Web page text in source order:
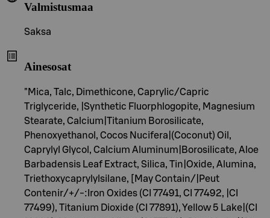
Valmistusmaa
Saksa
Ainesosat
"Mica, Talc, Dimethicone, Caprylic/Capric
Triglyceride, |Synthetic Fluorphlogopite, Magnesium
Stearate, Calcium|Titanium Borosilicate,
Phenoxyethanol, Cocos Nucifera|(Coconut) Oil,
Caprylyl Glycol, Calcium Aluminum|Borosilicate, Aloe
Barbadensis Leaf Extract, Silica, Tin|Oxide, Alumina,
Triethoxycaprylylsilane, [May Contain/|Peut
Contenir/+/-:Iron Oxides (CI 77491, CI 77492, |CI
77499), Titanium Dioxide (CI 77891), Yellow 5 Lake|(CI